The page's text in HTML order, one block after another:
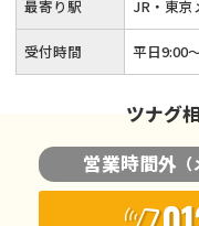
最寄り駅 JR・東京
受付時間 平日9:00
ツナグ
営業時間外